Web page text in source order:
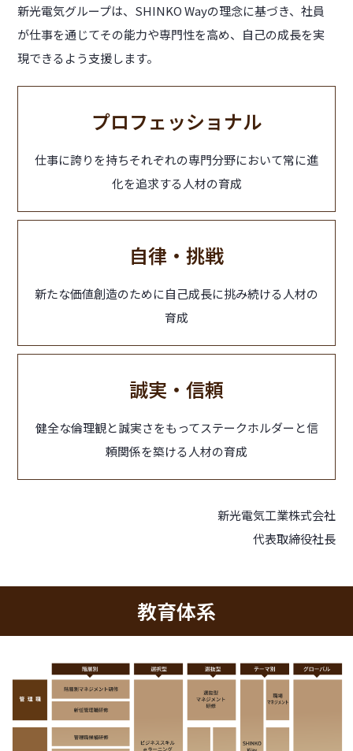
新光電気グループは、SHINKO Wayの理念に基づき、社員
が仕事を通じてその能力や専門性を高め、自己の成長を実
現できるよう支援します。
プロフェッショナル
仕事に誇りを持ちそれぞれの専門分野において常に進
化を追求する人材の育成
自律・挑戦
新たな価値創造のために自己成長に挑み続ける人材の
育成
誠実・信頼
健全な倫理観と誠実さをもってステークホルダーと信
頼関係を築ける人材の育成
新光電気工業株式会社
代表取締役社長
教育体系